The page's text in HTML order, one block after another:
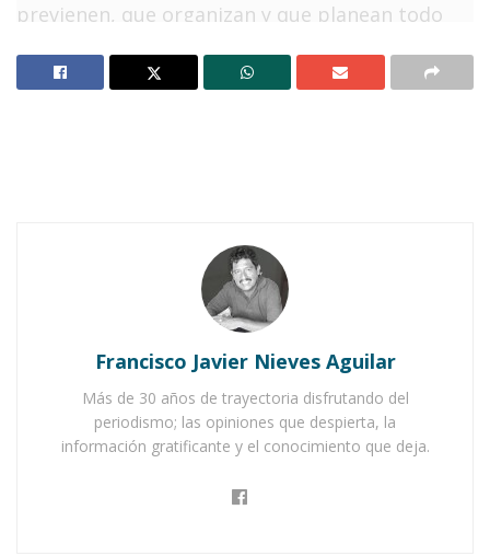
previenen, que organizan y que planean todo
estarán celebrando hoy su día…el Día de la
debemos de valorar y de reconocer.
chocolate
Buena tarde taurina en Ahuacatlán
están a nuestro lado cuando morimos. Me
Francisco Javier Nieves Aguilar
Más de 30 años de trayectoria disfrutando del
periodismo; las opiniones que despierta, la
información gratificante y el conocimiento que deja.